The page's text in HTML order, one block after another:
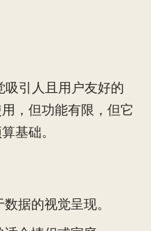
引人且用户友好的
，但功能有限，但它
基础。
据的视觉呈现。